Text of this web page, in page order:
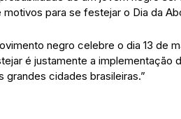
para se festejar o Dia da
negro celebre o dia 13 de
é justamente a implementação
cidades brasileiras.”